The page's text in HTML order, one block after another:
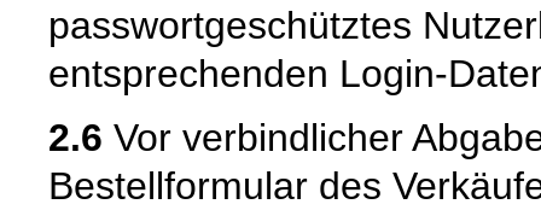
passwortgeschütztes
entsprechenden Login-
2.6 Vor verbindlicher
Bestellformular des